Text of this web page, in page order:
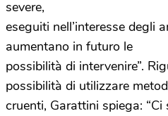
severe,
eseguiti nell’interesse degli
aumentano in futuro le
possibilità di intervenire”.
possibilità di utilizzare
cruenti, Garattini spiega: